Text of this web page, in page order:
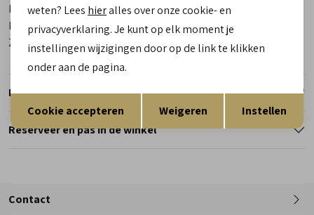
Materiaal buitenkant
Textiel
Materiaal binnenkant
Textiel
Zool
Rubber
Retourneren
Reserveer en pas in de winkel
Contact
Terug Opslaan
weten? Lees hieralles over onze cookie- en
privacyverklaring. Je kunt op elk moment je
instellingen wijzigingen door op de link te klikken
onder aan de pagina.
Cookie accepteren Weigeren Instellen